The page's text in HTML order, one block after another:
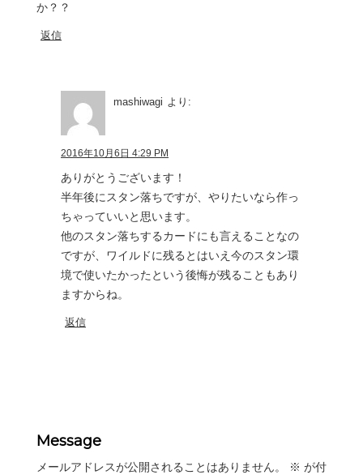
か？？
返信
mashiwagi より:
2016年10月6日 4:29 PM
ありがとうございます！
半年後にスタン落ちですが、やりたいなら作っ
ちゃっていいと思います。
他のスタン落ちするカードにも言えることなの
ですが、ワイルドに残るとはいえ今のスタン環
境で使いたかったという後悔が残ることもあり
ますからね。
返信
Message
メールアドレスが公開されることはありません。 ※ が付